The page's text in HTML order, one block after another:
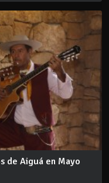
de Aiguá en Mayo